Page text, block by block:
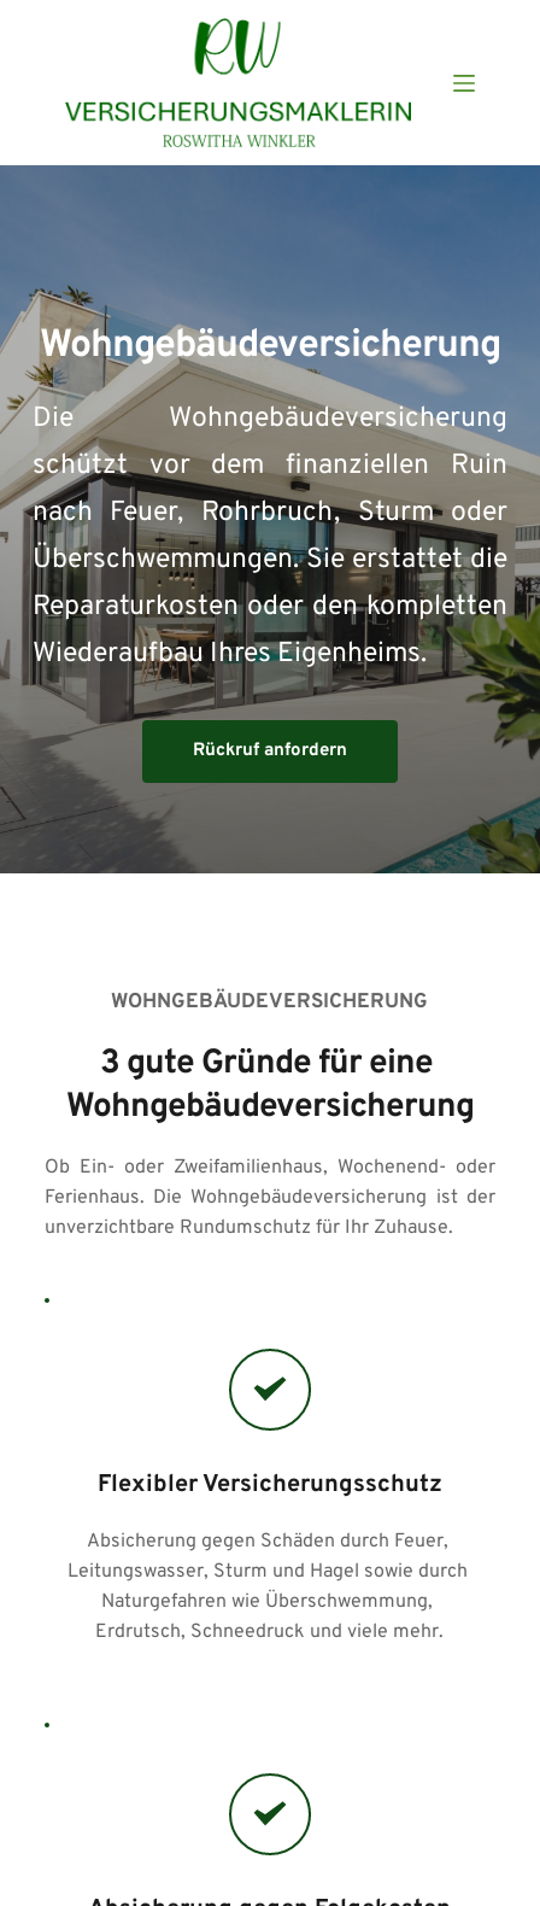
Wohngebäudeversicherung
Die Wohngebäudeversicherung
schützt vor dem finanziellen Ruin
nach Feuer, Rohrbruch, Sturm oder
Überschwemmungen. Sie erstattet die
Reparaturkosten oder den kompletten
Wiederaufbau Ihres Eigenheims.
Rückruf anfordern
WOHNGEBÄUDEVERSICHERUNG
3 gute Gründe für eine
Wohngebäudeversicherung
Ob Ein- oder Zweifamilienhaus, Wochenend- oder
Ferienhaus. Die Wohngebäudeversicherung ist der
unverzichtbare Rundumschutz für Ihr Zuhause.
Flexibler Versicherungsschutz
Absicherung gegen Schäden durch Feuer,
Leitungswasser, Sturm und Hagel sowie durch
Naturgefahren wie Überschwemmung,
Erdrutsch, Schneedruck und viele mehr.